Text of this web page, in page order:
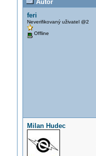
Autor
feri
Neverifikovaný uživatel @2
Offline
Milan Hudec